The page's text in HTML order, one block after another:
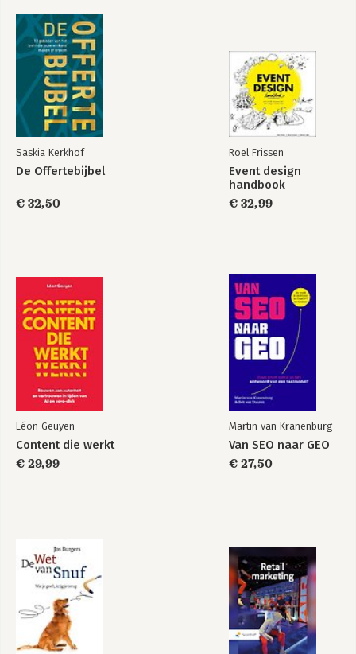
is Jim Stolze hét gezicht van TED.com in
Europa. De populaire website met
lezingen van korter dan 18 minuten kan
rekenen op honderden miljoen
pageviews en ook de TEDx-
evenementen zijn in Nederland een
Bekijk alle boeken
Saskia Kerkhof
De Offertebijbel
€ 32,50
Roel Frissen
Event design
handbook
€ 32,99
Léon Geuyen
Content die werkt
€ 29,99
Martin van Kranenburg
Van SEO naar GEO
€ 27,50